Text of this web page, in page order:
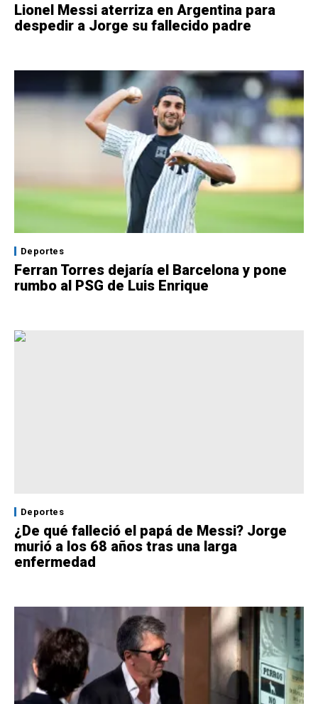
Lionel Messi aterriza en Argentina para
despedir a Jorge su fallecido padre
Deportes
Ferran Torres dejaría el Barcelona y pone
rumbo al PSG de Luis Enrique
Deportes
¿De qué falleció el papá de Messi? Jorge
murió a los 68 años tras una larga
enfermedad